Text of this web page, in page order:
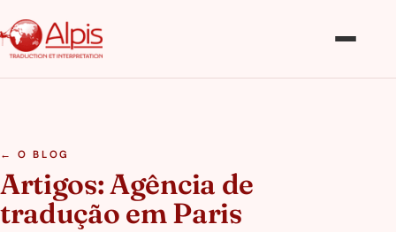
← O BLOG
Artigos: Agência de
tradução em Paris